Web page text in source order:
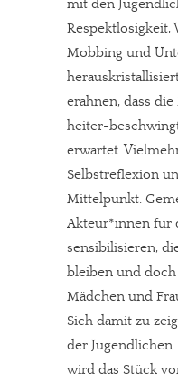
mit den
Respektlosigkeit,
Mobbing und
erahnen, dass
heiter-
erwartet.
Selbstreflexion
Mittelpunkt.
Akteur*innen für
sensibilisieren,
bleiben und
Mädchen und
Sich damit zu
der
wird das Stück